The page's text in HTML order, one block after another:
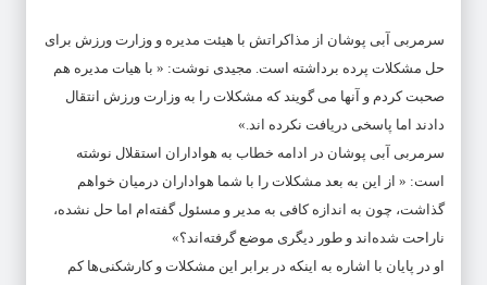
سرمربی آبی پوشان از مذاکراتش با هیئت مدیره و وزارت ورزش برای
حل مشکلات پرده برداشته است. مجیدی نوشت: « با هیات مدیره هم
صحبت کردم و آنها می گویند که مشکلات را به وزارت ورزش انتقال
دادند اما پاسخی دریافت نکرده اند.»
سرمربی آبی پوشان در ادامه خطاب به هواداران استقلال نوشته
است: « از این به بعد مشکلات را با شما هواداران درمیان خواهم
گذاشت، چون به اندازه کافی به مدیر و مسئول گفته‌ام اما حل نشده،
ناراحت شده‌اند و طور دیگری موضع گرفته‌اند؟»
او در پایان با اشاره به اینکه در برابر این مشکلات و کارشکنی‌ها کم